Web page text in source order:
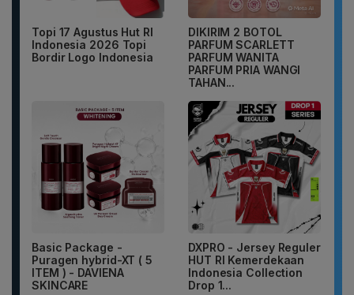
Topi 17 Agustus Hut RI
Indonesia 2026 Topi
Bordir Logo Indonesia
DIKIRIM 2 BOTOL
PARFUM SCARLETT
PARFUM WANITA
PARFUM PRIA WANGI
TAHAN...
Basic Package -
Puragen hybrid-XT ( 5
ITEM ) - DAVIENA
SKINCARE
DXPRO - Jersey Reguler
HUT RI Kemerdekaan
Indonesia Collection
Drop 1...